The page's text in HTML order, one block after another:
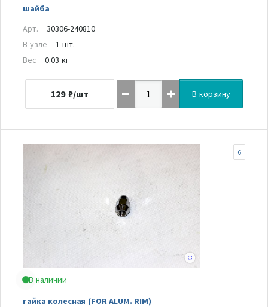
шайба
Арт.
30306-240810
В узле
1 шт.
Вес
0.03 кг
129 ₽/шт В корзину
В наличии
гайка колесная (FOR ALUM. RIM)
6